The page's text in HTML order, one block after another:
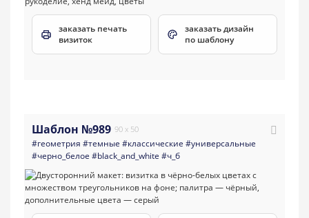
заказать печать
визиток
заказать дизайн
по шаблону
Шаблон №989 90 x 50
#геометрия #темные #классические #универсальные
#черно_белое #black_and_white #ч_б